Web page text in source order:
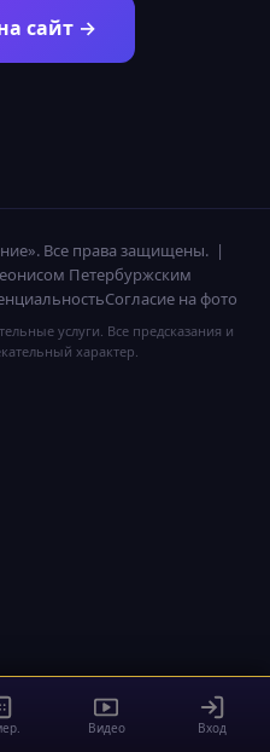
сайт →
Все права защищены. |
Петербуржским
Согласие на фото
услуги. Все предсказания и
характер.
Видео Вход